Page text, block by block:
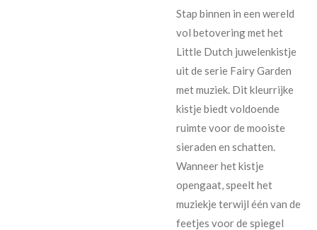
Stap binnen in een wereld
vol betovering met het
Little Dutch juwelenkistje
uit de serie Fairy Garden
met muziek. Dit kleurrijke
kistje biedt voldoende
ruimte voor de mooiste
sieraden en schatten.
Wanneer het kistje
opengaat, speelt het
muziekje terwijl één van de
feetjes voor de spiegel